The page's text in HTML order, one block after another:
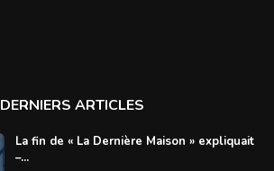
DERNIERS ARTICLES
La fin de « La Dernière Maison » expliquait
–...